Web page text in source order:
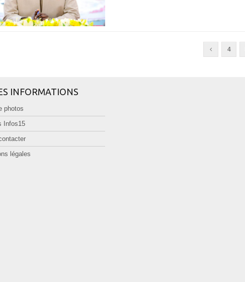
4
INFORMATIONS
photos
Infos15
légales